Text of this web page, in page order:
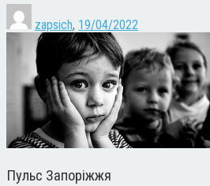
zapsich, 19/04/2022
Пульс Запоріжжя